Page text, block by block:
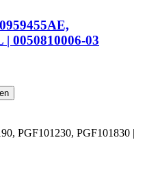
0050810006-03